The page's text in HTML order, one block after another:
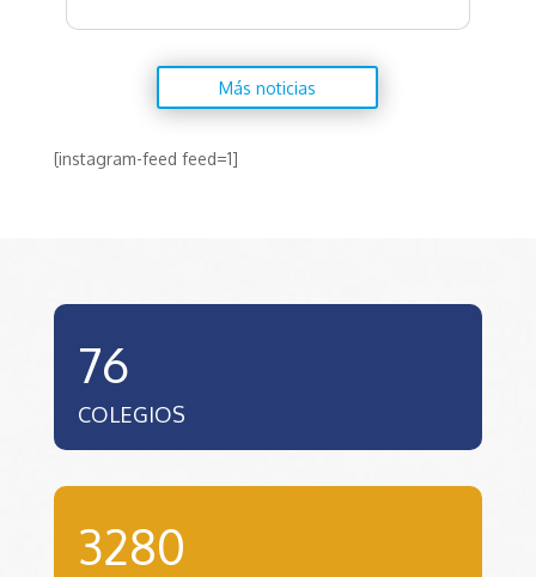
Más noticias
[instagram-feed feed=1]
76
COLEGIOS
3280